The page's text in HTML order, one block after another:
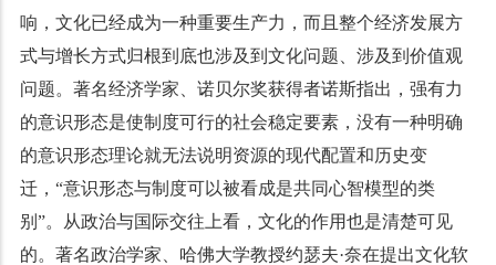
响，文化已经成为一种重要生产力，而且整个经济发展方
式与增长方式归根到底也涉及到文化问题、涉及到价值观
问题。著名经济学家、诺贝尔奖获得者诺斯指出，强有力
的意识形态是使制度可行的社会稳定要素，没有一种明确
的意识形态理论就无法说明资源的现代配置和历史变
迁，“意识形态与制度可以被看成是共同心智模型的类
别”。从政治与国际交往上看，文化的作用也是清楚可见
的。著名政治学家、哈佛大学教授约瑟夫·奈在提出文化软